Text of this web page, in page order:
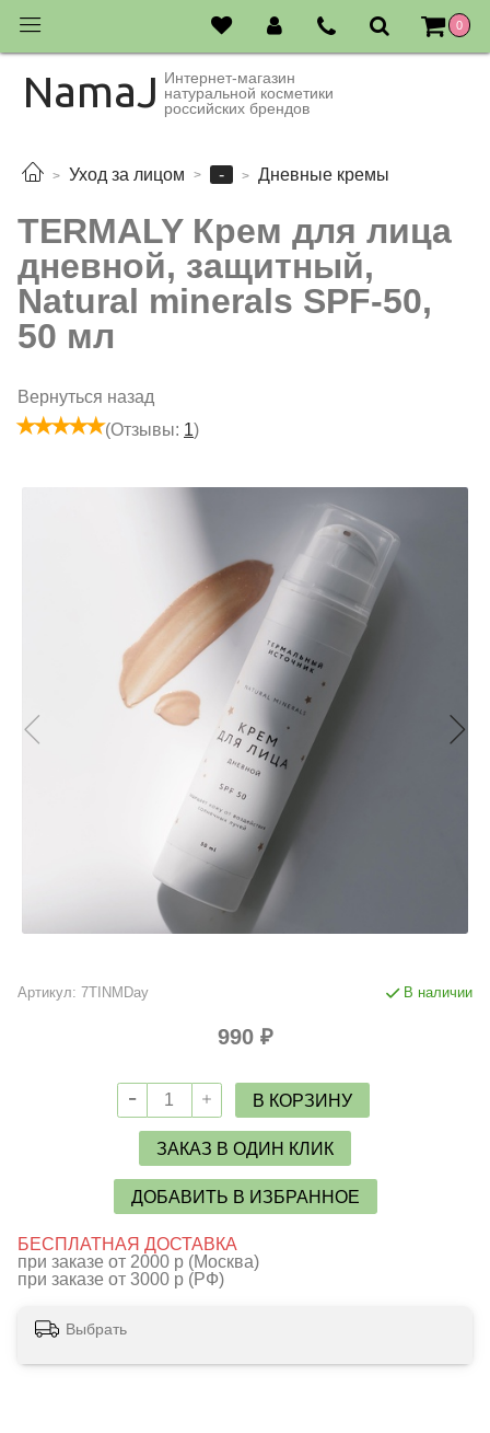
0
NamaJ Интернет-магазин
натуральной косметики
российских брендов
Уход за лицом - Дневные кремы
TERMALY Крем для лица
дневной, защитный,
Natural minerals SPF-50,
50 мл
Вернуться назад
(Отзывы: 1)
Артикул: 7TINMDay В наличии
990 ₽
В КОРЗИНУ
ЗАКАЗ В ОДИН КЛИК
ДОБАВИТЬ В ИЗБРАННОЕ
БЕСПЛАТНАЯ ДОСТАВКА
при заказе от 2000 р (Москва)
при заказе от 3000 р (РФ)
Выбрать